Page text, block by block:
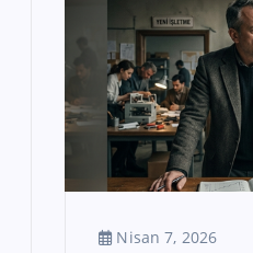
Nisan 7, 2026